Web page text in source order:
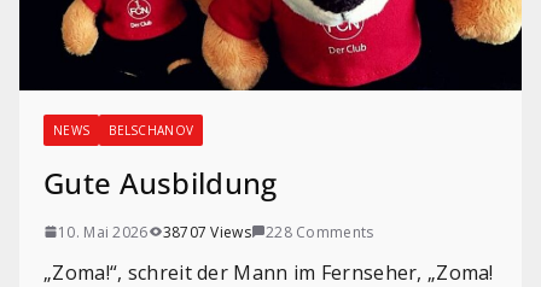
NEWS BELSCHANOV
Gute Ausbildung
10. Mai 2026 38707 Views 228 Comments
„Zoma!“, schreit der Mann im Fernseher, „Zoma!